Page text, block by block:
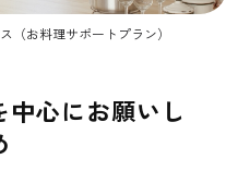
（お料理サポートプラン）
心にお願いし